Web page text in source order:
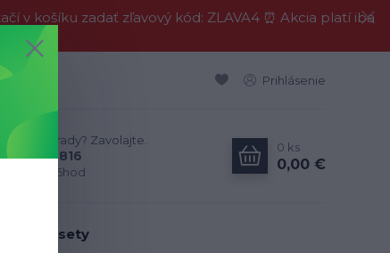
v košíku zadať zľavový kód: ZLAVA4 ⏰ Akcia platí iba
Prihlásenie
Neviete si rady? Zavolajte.
594 816
Po-Pia, 9-16hod
0 ks
0,00 €
sety